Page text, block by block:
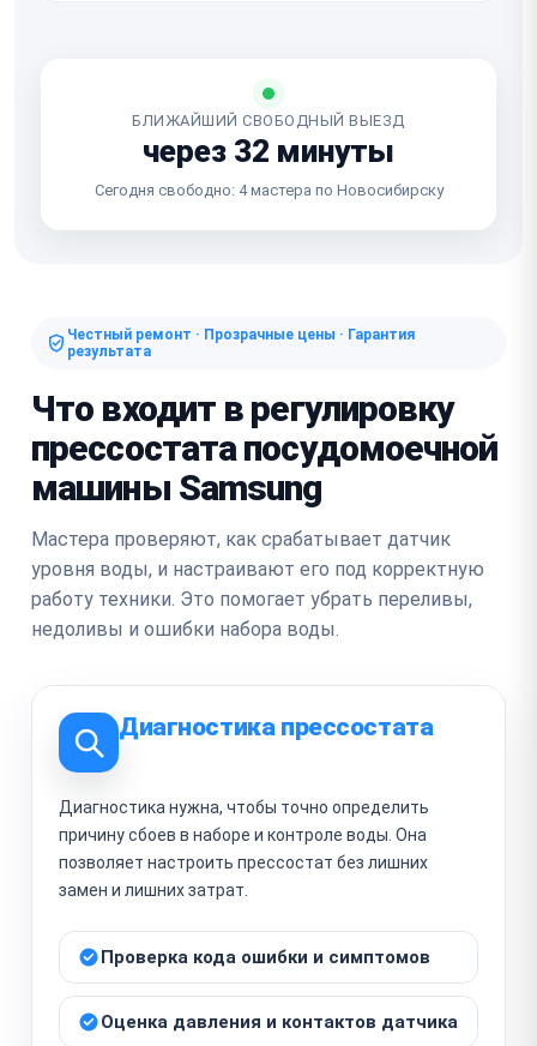
БЛИЖАЙШИЙ СВОБОДНЫЙ ВЫЕЗД
через 32 минуты
Сегодня свободно: 4 мастера по Новосибирску
Честный ремонт · Прозрачные цены · Гарантия
результата
Что входит в регулировку
прессостата посудомоечной
машины Samsung
Мастера проверяют, как срабатывает датчик
уровня воды, и настраивают его под корректную
работу техники. Это помогает убрать переливы,
недоливы и ошибки набора воды.
Диагностика прессостата
Диагностика нужна, чтобы точно определить
причину сбоев в наборе и контроле воды. Она
позволяет настроить прессостат без лишних
замен и лишних затрат.
Проверка кода ошибки и симптомов
Оценка давления и контактов датчика